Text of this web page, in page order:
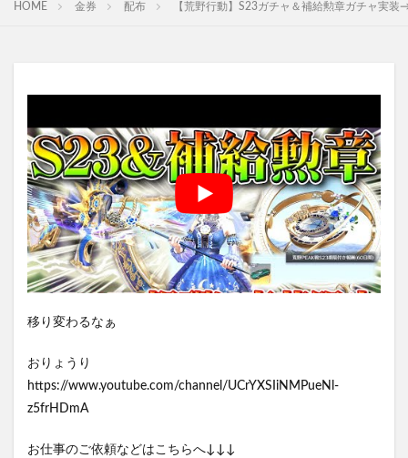
HOME 金券 配布 【荒野行動】S23ガチャ＆補給勲章ガチャ実
移り変わるなぁ
おりょうり
https://www.youtube.com/channel/UCrYXSIiNMPueNl-
z5frHDmA
お仕事のご依頼などはこちらへ↓↓↓